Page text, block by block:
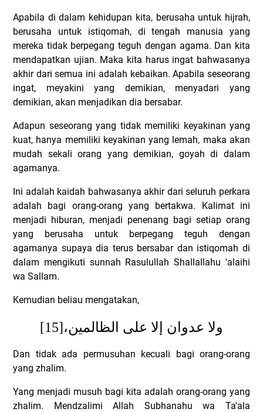
Apabila di dalam kehidupan kita, berusaha untuk hijrah,
berusaha untuk istiqomah, di tengah manusia yang
mereka tidak berpegang teguh dengan agama. Dan kita
mendapatkan ujian. Maka kita harus ingat bahwasanya
akhir dari semua ini adalah kebaikan. Apabila seseorang
ingat, meyakini yang demikian, menyadari yang
demikian, akan menjadikan dia bersabar.
Adapun seseorang yang tidak memiliki keyakinan yang
kuat, hanya memiliki keyakinan yang lemah, maka akan
mudah sekali orang yang demikian, goyah di dalam
agamanya.
Ini adalah kaidah bahwasanya akhir dari seluruh perkara
adalah bagi orang-orang yang bertakwa. Kalimat ini
menjadi hiburan, menjadi penenang bagi setiap orang
yang berusaha untuk berpegang teguh dengan
agamanya supaya dia terus bersabar dan istiqomah di
dalam mengikuti sunnah Rasulullah Shallallahu 'alaihi
wa Sallam.
Kemudian beliau mengatakan,
ولا عدوان إلا على الظالمين،[15]
Dan tidak ada permusuhan kecuali bagi orang-orang
yang zhalim.
Yang menjadi musuh bagi kita adalah orang-orang yang
zhalim. Mendzalimi Allah Subhanahu wa Ta'ala